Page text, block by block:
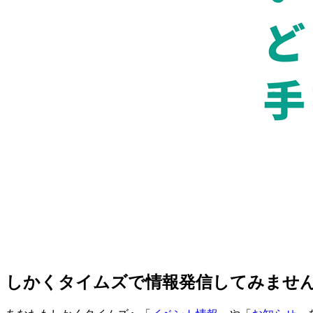
しかくタイムズで情報発信してみませ